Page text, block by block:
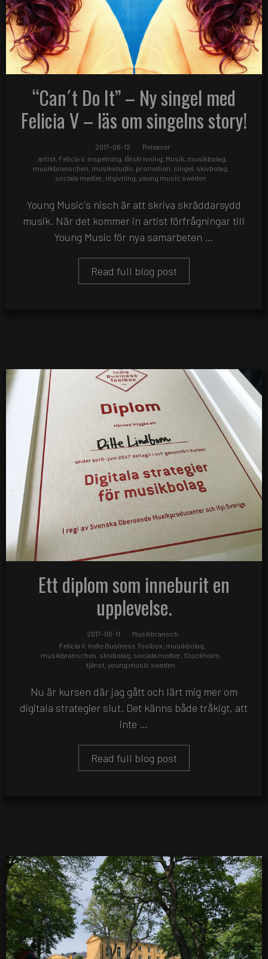
“Can´t Do It” – Ny singel med
Felicia V – läs om singelns story!
2017-06-12
Releaser
artist, Felicia V, inspelning, låtskrivning, Musik, musikbolag,
musikbranschen, musikstudio, promotion, singel, skivbolag,
sociala medier, utgivning,young music sweden
Young Music´s nisch är att skriva skräddarsydd
musik. När det kommer in artist förfrågningar till
Young Music för nya samarbeten …
Read full blog post
Ett diplom som inneburit en
upplevelse.
2017-06-11
Musikbransch
Felicia V, Indie Business Toolbox, musikbolag,
musikbranschen, skivbolag, sociala medier, Stockholm,
tjänst,young music sweden
Nu är kursen där jag gått och lärt mig mer om
digitala strategier slut. Det känns både tråkigt, att
inte …
Read full blog post